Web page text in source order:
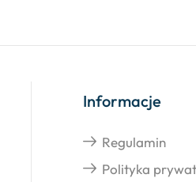
Informacje
Regulamin
Polityka